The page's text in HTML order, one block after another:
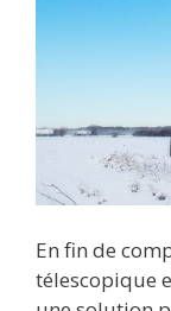
En fin de
télescopique